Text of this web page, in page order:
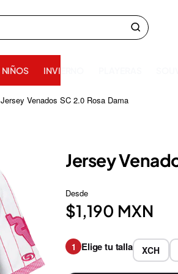
NIÑOS INVIERNO
Jersey Venados SC 2.0 Rosa Dama
Jersey
Desde
$1,190 MXN
1 Elige tu talla XCH